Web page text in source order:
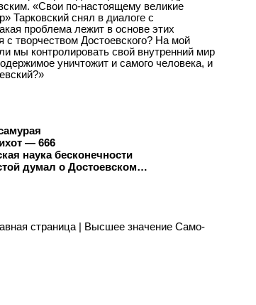
«Свои по-настоящему великие
Тарковский снял в диалоге с
проблема лежит в основе этих
с творчеством Достоевского? На мой
мы контролировать свой внутренний мир
уничтожит и самого человека, и
— 666
наука бесконечности
думал о Достоевском…
страница | Высшее значение Само-